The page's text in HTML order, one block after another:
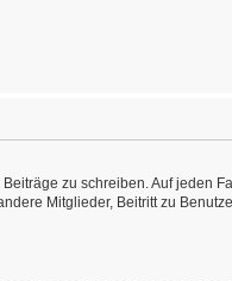
zu schreiben. Auf jeden
Mitglieder, Beitritt zu